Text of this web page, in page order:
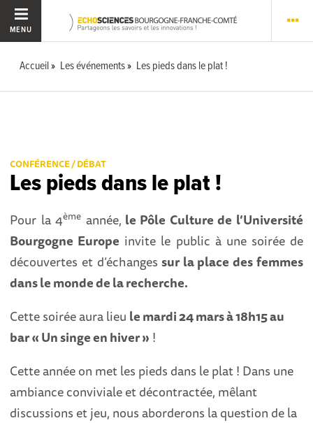
MENU
Accueil Les événements Les pieds dans le plat !
CONFÉRENCE / DÉBAT
Les pieds dans le plat !
Pour la 4ème année, le Pôle Culture de l’Université
Bourgogne Europe invite le public à une soirée de
découvertes et d’échangessur la place des femmes
dans le monde de la recherche.
Cette soirée aura lieu le mardi 24 mars à 18h15 au
bar « Un singe en hiver » !
Cette année on met les pieds dans le plat ! Dans une
ambiance conviviale et décontractée, mêlant
discussions et jeu, nous aborderons la question de la